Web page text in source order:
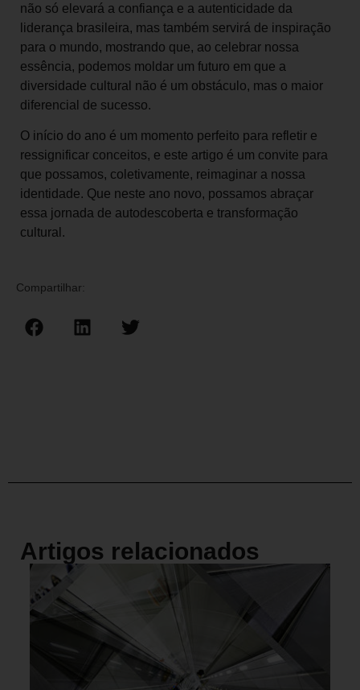
não só elevará a confiança e a autenticidade da
liderança brasileira, mas também servirá de inspiração
para o mundo, mostrando que, ao celebrar nossa
essência, podemos moldar um futuro em que a
diversidade cultural não é um obstáculo, mas o maior
diferencial de sucesso.
O início do ano é um momento perfeito para refletir e
ressignificar conceitos, e este artigo é um convite para
que possamos, coletivamente, reimaginar a nossa
identidade. Que neste ano novo, possamos abraçar
essa jornada de autodescoberta e transformação
cultural.
Compartilhar:
Artigos relacionados